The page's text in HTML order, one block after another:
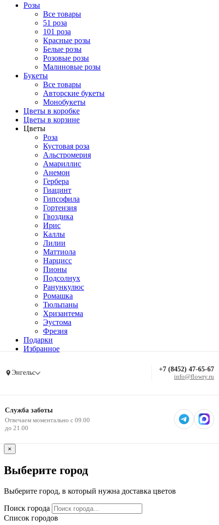
Розы
Все товары
51 роза
101 роза
Красные розы
Белые розы
Розовые розы
Малиновые розы
Букеты
Все товары
Авторские букеты
Монобукеты
Цветы в коробке
Цветы в корзине
Цветы
Роза
Кустовая роза
Альстромерия
Амариллис
Анемон
Гербера
Гиацинт
Гипсофила
Гортензия
Гвоздика
Ирис
Каллы
Лилии
Маттиола
Нарцисс
Пионы
Подсолнух
Ранункулюс
Ромашка
Тюльпаны
Хризантема
Эустома
Фрезия
Подарки
Избранное
Энгельс +7 (8452) 47-65-67
info@flowry.ru
Служба заботы
Отвечаем моментально с 09.00
до 21.00
×
Выберите город
Выберите город, в который нужна доставка цветов
Поиск города
Список городов